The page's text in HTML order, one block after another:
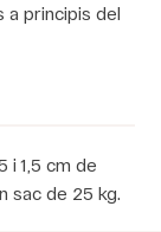
a principis del
i 1,5 cm de
sac de 25 kg.